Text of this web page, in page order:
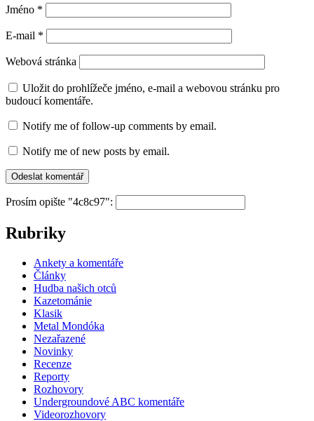
Jméno *
E-mail *
Webová stránka
Uložit do prohlížeče jméno, e-mail a webovou stránku pro
budoucí komentáře.
Notify me of follow-up comments by email.
Notify me of new posts by email.
Prosím opište "4c8c97":
Rubriky
Ankety a komentáře
Články
Hudba našich otců
Kazetománie
Klasik
Metal Mondóka
Nezařazené
Novinky
Recenze
Reporty
Rozhovory
Undergroundové ABC komentáře
Videorozhovory